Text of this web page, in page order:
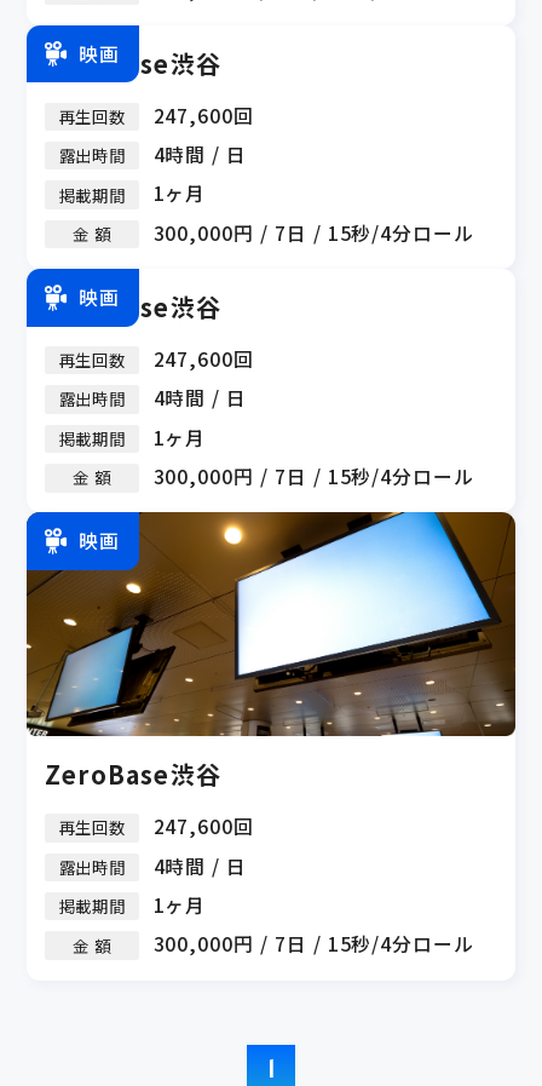
映画
ZeroBase渋谷
再生回数 247,600回
露出時間 4時間 / 日
掲載期間 1ヶ月
金 額 300,000円 / 7日 / 15秒/4分ロール
映画
ZeroBase渋谷
再生回数 247,600回
露出時間 4時間 / 日
掲載期間 1ヶ月
金 額 300,000円 / 7日 / 15秒/4分ロール
映画
ZeroBase渋谷
再生回数 247,600回
露出時間 4時間 / 日
掲載期間 1ヶ月
金 額 300,000円 / 7日 / 15秒/4分ロール
1